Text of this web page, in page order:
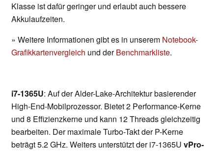
Klasse ist dafür geringer und erlaubt auch bessere
Akkulaufzeiten.
» Weitere Informationen gibt es in unserem Notebook-
Grafikkartenvergleich und derBenchmarkliste.
i7-1365U: Auf der Alder-Lake-Architektur basierender
High-End-Mobilprozessor. Bietet 2 Performance-Kerne
und 8 Effizienzkerne und kann 12 Threads gleichzeitig
bearbeiten. Der maximale Turbo-Takt der P-Kerne
beträgt 5.2 GHz. Weiters unterstützt der i7-1365U vPro-